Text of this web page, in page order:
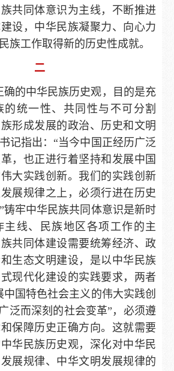
共同体意识为主线，不断推进
设，中华民族凝聚力、向心力
族工作取得新的历史性成就。
二
确的中华民族历史观，目的是充
的统一性、共同性与不可分割
形成发展的政治、历史和文明
记指出：“当今中国正经历广泛
，也正进行着坚持和发展中国
大实践创新。我们的实践创新
展规律之上，必须行进在历史
铸牢中华民族共同体意识是新时
主线、民族地区各项工作的主
共同体建设需要统筹经济、政
生态文明建设，是以中华民族
现代化建设的实践要求，两者
国特色社会主义的伟大实践创
泛而深刻的社会变革”，必须遵
保障历史正确方向。这就需要
华民族历史观，深化对中华民
展规律、中华文明发展规律的